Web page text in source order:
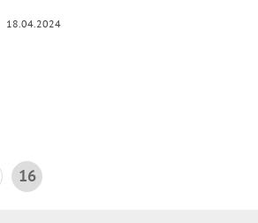
18.04.2024
16